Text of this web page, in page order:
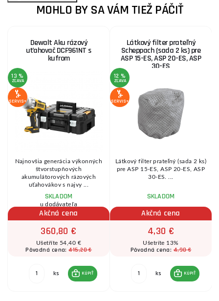
MOHLO BY SA VÁM TIEŽ PÁČIŤ
Dewalt Aku rázový
uťahovač DCF961NT s
kufrom
13 %
ZĽAVA
SERVIS+
Najnovšia generácia výkonných
štvorstupňových
akumulátorových rázových
uťahovákov s najvy ...
SKLADOM
u dodávateľa
Akčná cena
360,80 €
Ušetříte 54,40 €
Pôvodná cena:415,20 €
ks KÚPIŤ
Látkový filter prateľný
Scheppach (sada 2 ks) pre
ASP 15-ES, ASP 20-ES, ASP
30-ES
12 %
ZĽAVA
SERVIS+
Látkový filter prateľný (sada 2 ks)
pre ASP 15-ES, ASP 20-ES, ASP
30-ES. ...
SKLADOM
Akčná cena
4,30 €
Ušetríte 13%
Pôvodná cena:4,90 €
ks KÚPIŤ